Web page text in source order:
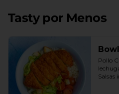
Tasty por Menos
Pollo
Salsas